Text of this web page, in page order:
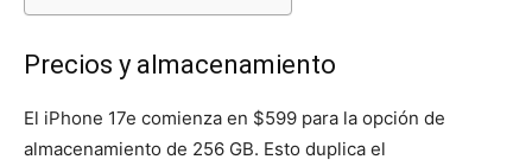
Precios y almacenamiento
El iPhone 17e comienza en $599 para la opción de
almacenamiento de 256 GB. Esto duplica el